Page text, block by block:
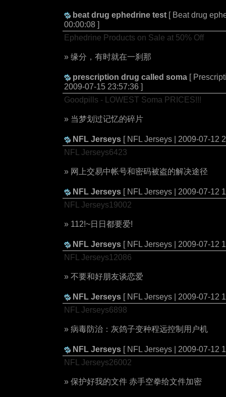
beat drug ephedrine test [ Beat drug
00:00:08 ]
Ephedrine Products on Sale at 50% Off
» 缘分，有时就在一刹那
prescription drug called soma [
2009-07-15 23:57:36 ]
Goodpills - LOWEST Soma PRICES!!!
» 当梦划过记忆的碎片
NFL Jerseys [ NFL Jerseys | 2009-07-12
NFL Jerseys6423
» 网上交易中帐号和密码被盗的解决途径
NFL Jerseys [ NFL Jerseys | 2009-07-12
NFL Jerseys19002
» 112!~日日都要爱!
NFL Jerseys [ NFL Jerseys | 2009-07-12
NFL Jerseys12086
» 不要和好朋友谈恋爱
NFL Jerseys [ NFL Jerseys | 2009-07-12
NFL Jerseys6898
» 病毒防治：灰鸽子变种程远控制用户机
NFL Jerseys [ NFL Jerseys | 2009-07-12
NFL Jerseys26002
» 保护好我的文件 赤手空拳给文件加密